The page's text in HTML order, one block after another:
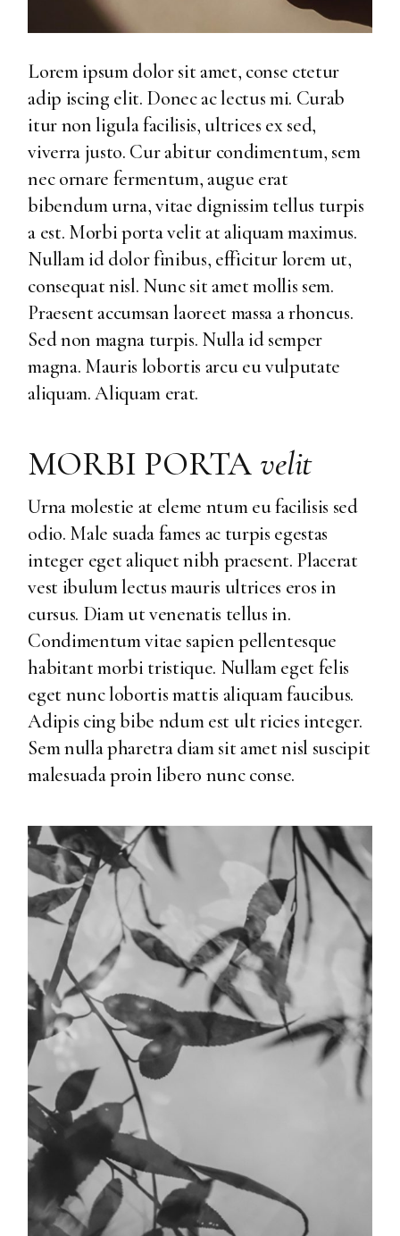
Lorem ipsum dolor sit amet, conse ctetur
adip iscing elit. Donec ac lectus mi. Curab
itur non ligula facilisis, ultrices ex sed,
viverra justo. Cur abitur condimentum, sem
nec ornare fermentum, augue erat
bibendum urna, vitae dignissim tellus turpis
a est. Morbi porta velit at aliquam maximus.
Nullam id dolor finibus, efficitur lorem ut,
consequat nisl. Nunc sit amet mollis sem.
Praesent accumsan laoreet massa a rhoncus.
Sed non magna turpis. Nulla id semper
magna. Mauris lobortis arcu eu vulputate
aliquam. Aliquam erat.
MORBI PORTA velit
Urna molestie at eleme ntum eu facilisis sed
odio. Male suada fames ac turpis egestas
integer eget aliquet nibh praesent. Placerat
vest ibulum lectus mauris ultrices eros in
cursus. Diam ut venenatis tellus in.
Condimentum vitae sapien pellentesque
habitant morbi tristique. Nullam eget felis
eget nunc lobortis mattis aliquam faucibus.
Adipis cing bibe ndum est ult ricies integer.
Sem nulla pharetra diam sit amet nisl suscipit
malesuada proin libero nunc conse.